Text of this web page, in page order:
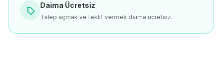
Daima Ücretsiz
Talep açmak ve teklif vermek daima ücretsiz.